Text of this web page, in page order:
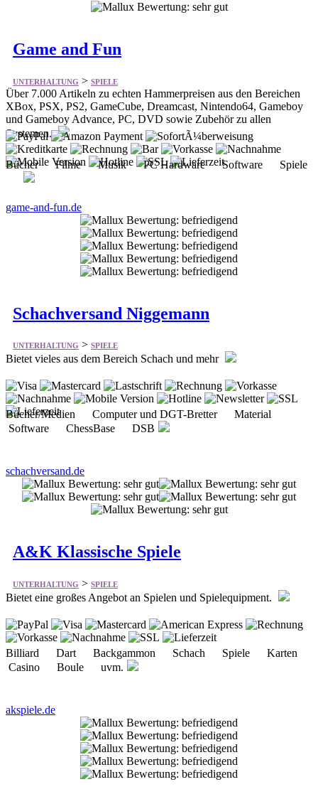
Game and Fun
UNTERHALTUNG>SPIELE
Über 7.000 Artikeln zu echten Hammerpreisen aus den Bereichen
XBox, PSX, PS2, GameCube, Dreamcast, Nintendo64, Gameboy
und Gameboy Advance, PC, DVD sowie Zubehör zu allen
Systemen.
Bücher Filme Musik PC Hardware Software Spiele
game-and-fun.de
Schachversand Niggemann
UNTERHALTUNG>SPIELE
Bietet vieles aus dem Bereich Schach und mehr
Bücher/Medien Computer und DGT-Bretter Material
Software ChessBase DSB
schachversand.de
A&K Klassische Spiele
UNTERHALTUNG>SPIELE
Bietet eine großes Angebot an Spielen und Spielequipment.
Billiard Dart Backgammon Schach Spiele Karten
Casino Boule uvm.
akspiele.de